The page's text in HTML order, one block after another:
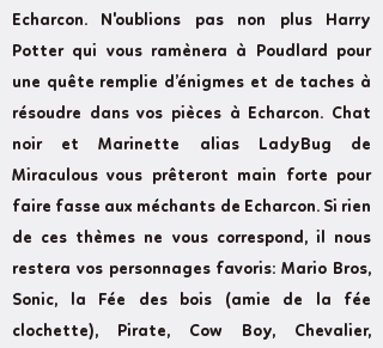
Echarcon. N'oublions pas non plus Harry
Potter qui vous ramènera à Poudlard pour
une quête remplie d’énigmes et de taches à
résoudre dans vos pièces à Echarcon. Chat
noir et Marinette alias LadyBug de
Miraculous vous prêteront main forte pour
faire fasse aux méchants de Echarcon. Si rien
de ces thèmes ne vous correspond, il nous
restera vos personnages favoris: Mario Bros,
Sonic, la Fée des bois (amie de la fée
clochette), Pirate, Cow Boy, Chevalier,